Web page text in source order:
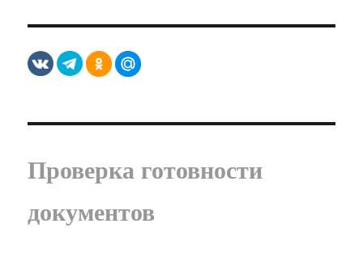
Проверка готовности
документов